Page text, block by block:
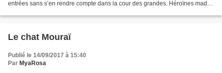
entrées sans s’en rendre compte dans la cour des grandes. Héroïnes made
Le chat Mouraï
Publié le 14/09/2017 à 15:40
Par MyaRosa